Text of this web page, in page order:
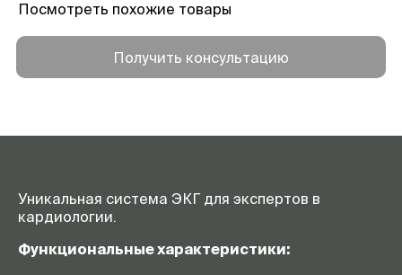
Посмотреть похожие товары
Получить консультацию
Уникальная система ЭКГ для экспертов в
кардиологии.
Функциональные характеристики: